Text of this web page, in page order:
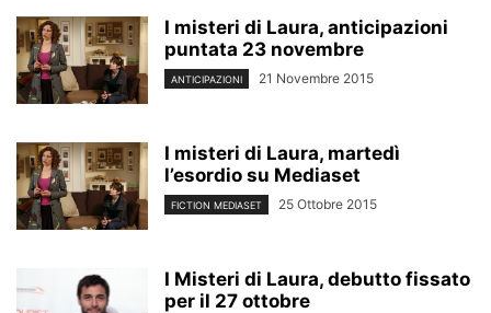
I misteri di Laura, anticipazioni
puntata 23 novembre
ANTICIPAZIONI 21 Novembre 2015
I misteri di Laura, martedì
l’esordio su Mediaset
FICTION MEDIASET 25 Ottobre 2015
I Misteri di Laura, debutto fissato
per il 27 ottobre